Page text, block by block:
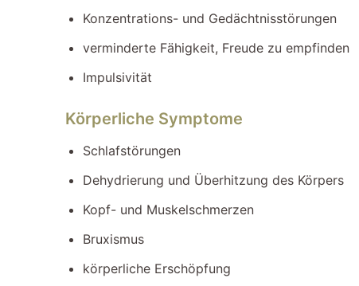
Konzentrations- und Gedächtnisstörungen
verminderte Fähigkeit, Freude zu empfinden
Impulsivität
Körperliche Symptome
Schlafstörungen
Dehydrierung und Überhitzung des Körpers
Kopf- und Muskelschmerzen
Bruxismus
körperliche Erschöpfung